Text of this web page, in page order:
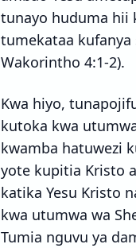
tunayo huduma hii
tumekataa kufanya
Wakorintho 4:1-2).
Kwa hiyo,
kutoka kwa
kwamba hatuwezi
yote kupitia Kristo
katika Yesu Kristo
kwa utumwa wa
Tumia nguvu ya